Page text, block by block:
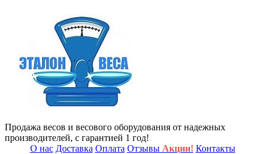
Продажа весов и весового оборудования от надежных
производителей, с гарантией 1 год!
О нас Доставка Оплата Отзывы Акции! Контакты